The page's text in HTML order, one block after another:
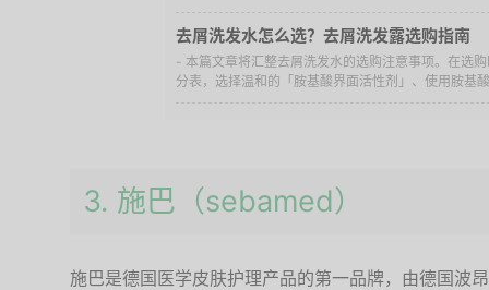
去屑洗发水怎么选？去屑洗发露选购指南
- 本篇文章将汇整去屑洗发水的选购注意事项。在选
分表，选择温和的「胺基酸界面活性剂」、使用胺基
3. 施巴（sebamed）
施巴是德国医学皮肤护理产品的第一品牌，由德国波